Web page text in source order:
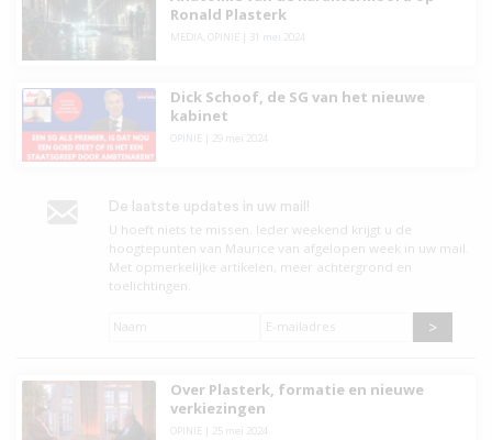
Ronald Plasterk
MEDIA OPINIE 31 mei 2024
Dick Schoof, de SG van het nieuwe
kabinet
OPINIE 29 mei 2024
De laatste updates in uw mail!
U hoeft niets te missen. leder weekend krijgt u de
hoogtepunten van Maurice van afgelopen week in uw mail.
Met opmerkelijke artikelen, meer achtergrond en
toelichtingen.
Naam
E-
Over Plasterk, formatie en nieuwe
verkiezingen
OPINIE 25 mei 2024